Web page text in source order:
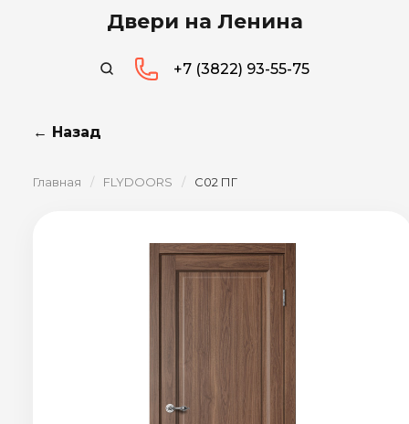
Двери на Ленина
+7 (3822) 93-55-75
← Назад
Главная / FLYDOORS / C02 ПГ